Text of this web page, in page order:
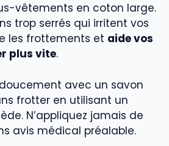
vêtements en coton large.
trop serrés qui irritent vos
les frottements et aide vos
plus vite.
avec un savon
frotter en utilisant un
N’appliquez jamais de
avis médical préalable.